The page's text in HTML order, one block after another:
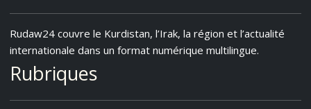
Rudaw24 couvre le Kurdistan, l’Irak, la région et l’actualité
internationale dans un format numérique multilingue.
Rubriques